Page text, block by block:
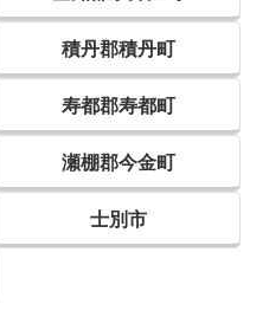
積丹郡積丹町
寿都郡寿都町
瀬棚郡今金町
士別市